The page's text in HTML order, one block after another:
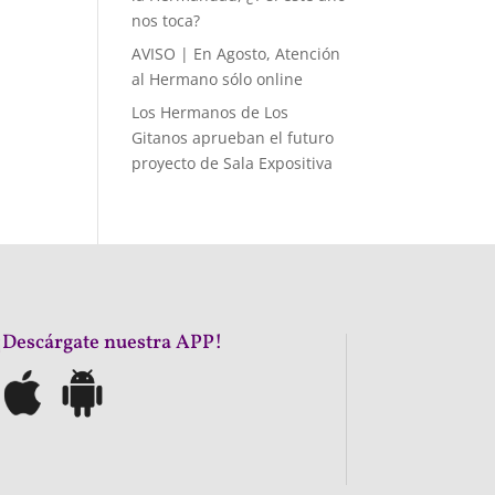
nos toca?
AVISO | En Agosto, Atención
al Hermano sólo online
Los Hermanos de Los
Gitanos aprueban el futuro
proyecto de Sala Expositiva
nuestra APP!